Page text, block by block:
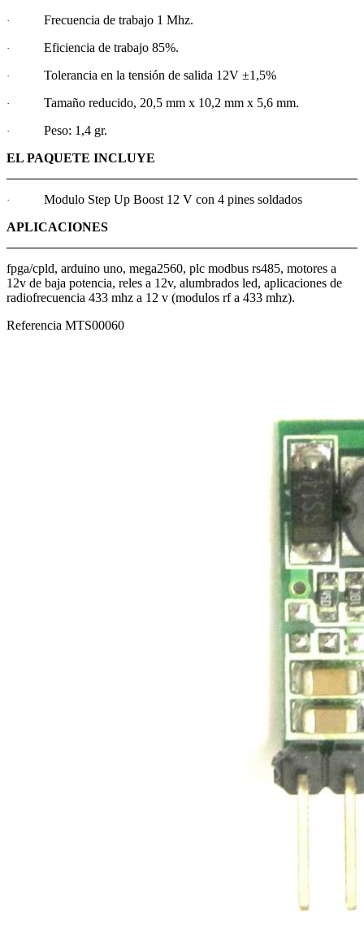
· Frecuencia de trabajo 1 Mhz.
· Eficiencia de trabajo 85%.
· Tolerancia en la tensión de salida 12V ±1,5%
· Tamaño reducido, 20,5 mm x 10,2 mm x 5,6 mm.
·
Peso: 1,4 gr.
EL PAQUETE INCLUYE
·
Modulo Step Up Boost 12 V con 4 pines soldados
APLICACIONES
fpga/cpld, arduino uno, mega2560, plc modbus rs485, motores a
12v de baja potencia, reles a 12v, alumbrados led, aplicaciones de
radiofrecuencia 433 mhz a 12 v (modulos rf a 433 mhz).
Referencia MTS00060